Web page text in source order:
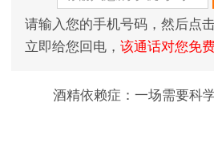
请输入您的手机号码，然后点
立即给您回电， 该通话对您免
酒精依赖症：一场需要科